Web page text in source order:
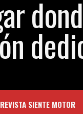
REVISTA SIENTE MOTOR